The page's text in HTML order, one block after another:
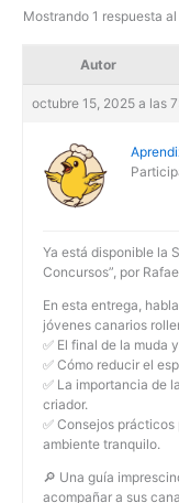
Mostrando 1 respuesta
Autor
octubre 15, 2025 a las
Ya está disponible la
Concursos”, por
En esta entrega,
jóvenes canarios
✅ El final de la muda
✅ Cómo reducir el
✅ La importancia de
criador.
✅ Consejos
ambiente tranquilo.
🔎 Una guía
acompañar a sus